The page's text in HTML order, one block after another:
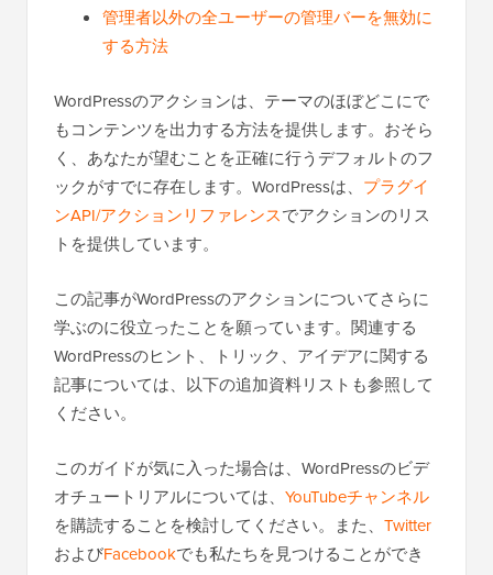
WordPressでカスタム管理通知を追加する方
法
する方法
WordPressのアクションは、テーマのほぼどこにで
もコンテンツを出力する方法を提供します。おそら
く、あなたが望むことを正確に行うデフォルトのフ
ックがすでに存在します。WordPressは、
トを提供しています。
この記事がWordPressのアクションについてさらに
学ぶのに役立ったことを願っています。関連する
WordPressのヒント、トリック、アイデアに関する
ください。
このガイドが気に入った場合は、WordPressのビデ
オチュートリアルについては、YouTubeチャンネル